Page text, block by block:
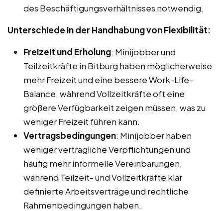
des Beschäftigungsverhältnisses notwendig.
Unterschiede in der Handhabung von Flexibilität:
Freizeit und Erholung: Minijobber und
Teilzeitkräfte in Bitburg haben möglicherweise
mehr Freizeit und eine bessere Work-Life-
Balance, während Vollzeitkräfte oft eine
größere Verfügbarkeit zeigen müssen, was zu
weniger Freizeit führen kann.
Vertragsbedingungen: Minijobber haben
weniger vertragliche Verpflichtungen und
häufig mehr informelle Vereinbarungen,
während Teilzeit- und Vollzeitkräfte klar
definierte Arbeitsverträge und rechtliche
Rahmenbedingungen haben.